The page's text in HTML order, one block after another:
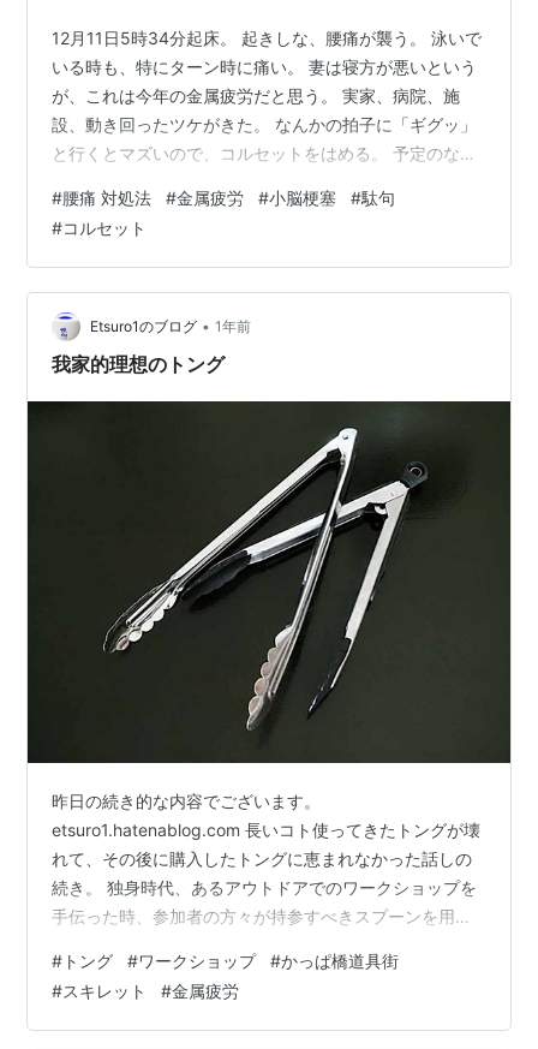
12月11日5時34分起床。 起きしな、腰痛が襲う。 泳いで
いる時も、特にターン時に痛い。 妻は寝方が悪いという
が、これは今年の金属疲労だと思う。 実家、病院、施
設、動き回ったツケがきた。 なんかの拍子に「ギグッ」
と行くとマズいので、コルセットをはめる。 予定のない
レンジメントへ。 スーパーの唐揚げ弁当とハンバーグ弁
当を分け合って食べる。午後は来週以降のtodo整理と、
来年への準備。 来年の漢字とか、目標とか、習慣の検
討。そういえば、15年前の今日、小脳梗塞で入院した。
幸いにも目に見える後遺症はほとんどない。 けど、いつ
再発しても不思議ではな…
#腰痛 対処法 #金属疲労 #小脳梗塞 #駄句
#コルセット
Etsuro1のブログ • 1年前
我家的理想のトング
昨日の続き的な内容でございます。
etsuro1.hatenablog.com 長いコト使ってきたトングが壊
れて、その後に購入したトングに恵まれなかった話しの
続き。 独身時代、あるアウトドアでのワークショップを
手伝った時、参加者の方々が持参すべきスプーンを用意
を配ったけれど足りず、ワガハイの個人所有のスプーン
を10本近く貸した。 しかし、スプーンを返却せずに持ち
帰ってしまった人がいた。それで主催側が用意していた
# トング #ワークショップ #かっぱ橋道具街
#スキレット #金属疲労